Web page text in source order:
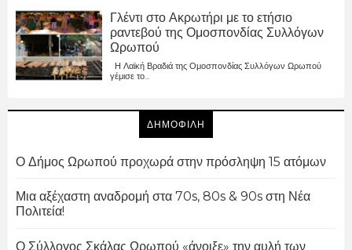
Γλέντι στο Ακρωτήρι με το ετήσιο
ραντεβού της Ομοσπονδίας Συλλόγων
Ωρωπού
Η Λαϊκή Βραδιά της Ομοσπονδίας Συλλόγων Ωρωπού
γέμισε το...
ΔΗΜΟΦΙΛΗ
Ο Δήμος Ωρωπού προχωρά στην πρόσληψη 15 ατόμων
Μια αξέχαστη αναδρομή στα 70s, 80s & 90s στη Νέα
Πολιτεία!
Ο Σύλλογος Σκάλας Ωρωπού «άνοιξε» την αυλή των